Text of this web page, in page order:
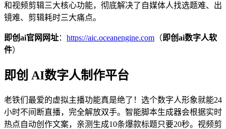
和视频剪辑三大核心功能，彻底解决了自媒体人找选题难、出
镜难、剪辑耗时三大痛点。
即创ai官网网址： https://aic.oceanengine.com （ 即创ai数字人软
件）
即创 AI数字人制作平台
老铁们最爱的虚拟主播功能真是绝了！选个数字人形象就能24
小时不间断直播，完全解放双手。智能脚本生成器会根据实时
热点自动创作文案，亲测生成10条爆款标题只要20秒。视频剪